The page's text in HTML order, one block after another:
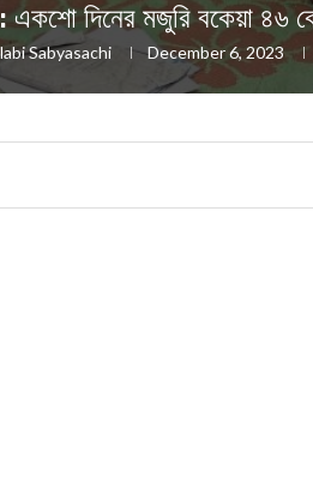
দিনের মজুরি বকেয়া ৪৬
Sabyasachi December 6, 2023